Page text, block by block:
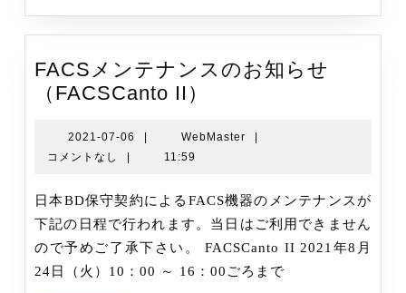
せ
（FACSAria
IIU,
Lyric）
FACSメンテナンスのお知らせ
（FACSCanto II）
ン
ン
ス
の
お
2021-07-06
2021-
| WebMaster WebMaster
|
コメントなし
| 11:59
日本BD保守契約によるFACS機器のメンテナンスが
下記の日程で行われます。当日はご利用できません
ので予めご了承下さい。 FACSCanto II 2021年8月
24日（火）10：00 ～ 16：00ごろまで